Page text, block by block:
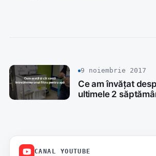
9 noiembrie 2017
Ce am învățat
ultimele 2
CANAL YOUTUBE